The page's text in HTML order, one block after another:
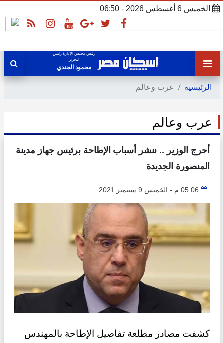
الخميس 6 أغسطس 2026 - 06:50
رئيس مجلس الإدارة رئيس
التحرير
محمود الجندي
الرئيسية عرب وعالم
عرب وعالم
أحرج الوزير .. ننشر أسباب الإطاحة برئيس جهاز مدينة
المنصورة الجديدة
05:06 م - الخميس 9 سبتمبر 2021
كشفت مصادر مطلعة تفاصيل الإطاحة بالمهندس